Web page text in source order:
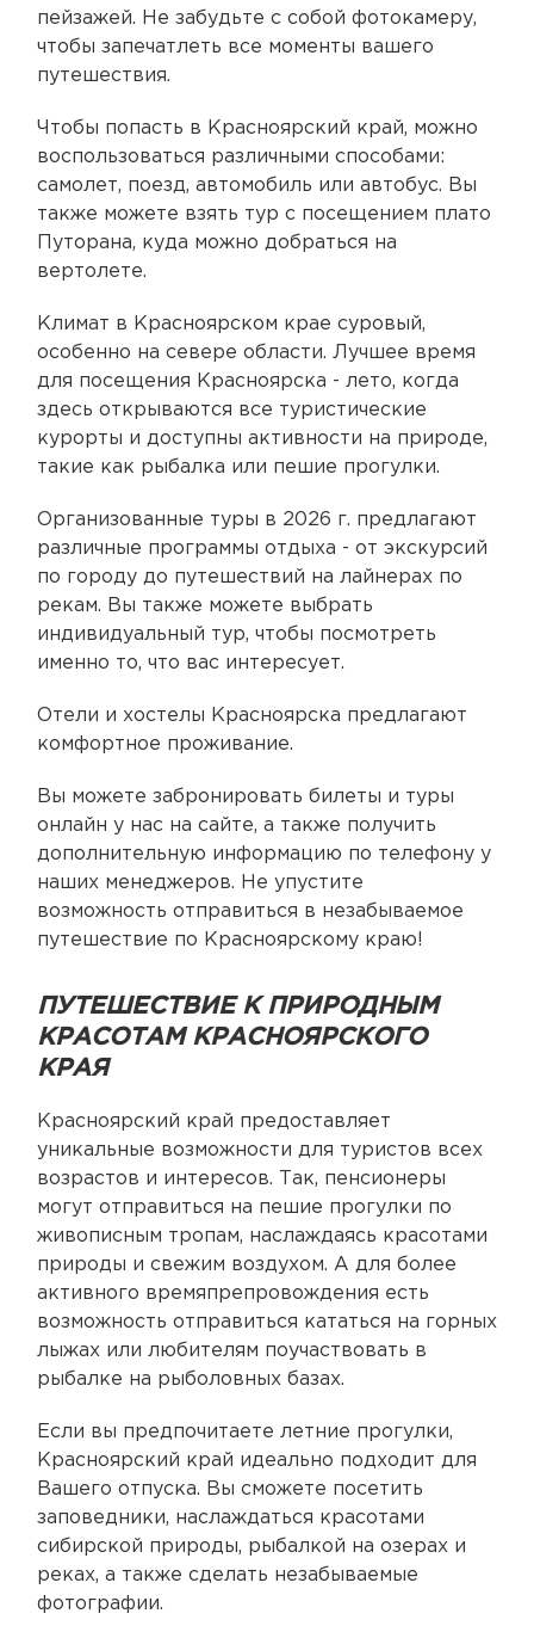
пейзажей. Не забудьте с собой фотокамеру,
чтобы запечатлеть все моменты вашего
путешествия.
Чтобы попасть в Красноярский край, можно
воспользоваться различными способами:
самолет, поезд, автомобиль или автобус. Вы
также можете взять тур с посещением плато
Путорана, куда можно добраться на
вертолете.
Климат в Красноярском крае суровый,
особенно на севере области. Лучшее время
для посещения Красноярска - лето, когда
здесь открываются все туристические
курорты и доступны активности на природе,
такие как рыбалка или пешие прогулки.
Организованные туры в 2026 г. предлагают
различные программы отдыха - от экскурсий
по городу до путешествий на лайнерах по
рекам. Вы также можете выбрать
индивидуальный тур, чтобы посмотреть
именно то, что вас интересует.
Отели и хостелы Красноярска предлагают
комфортное проживание.
Вы можете забронировать билеты и туры
онлайн у нас на сайте, а также получить
дополнительную информацию по телефону у
наших менеджеров. Не упустите
возможность отправиться в незабываемое
путешествие по Красноярскому краю!
ПУТЕШЕСТВИЕ К ПРИРОДНЫМ
КРАСОТАМ КРАСНОЯРСКОГО
КРАЯ
Красноярский край предоставляет
уникальные возможности для туристов всех
возрастов и интересов. Так, пенсионеры
могут отправиться на пешие прогулки по
живописным тропам, наслаждаясь красотами
природы и свежим воздухом. А для более
активного времяпрепровождения есть
возможность отправиться кататься на горных
лыжах или любителям поучаствовать в
рыбалке на рыболовных базах.
Если вы предпочитаете летние прогулки,
Красноярский край идеально подходит для
Вашего отпуска. Вы сможете посетить
заповедники, наслаждаться красотами
сибирской природы, рыбалкой на озерах и
реках, а также сделать незабываемые
фотографии.